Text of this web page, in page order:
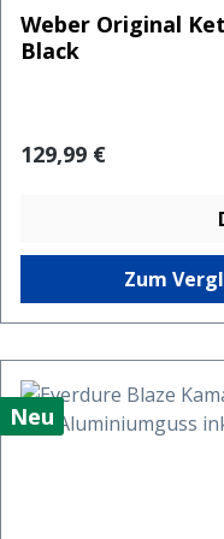
Weber Original
Black
Regulärer Preis:
129,99 €
Zum
Neu